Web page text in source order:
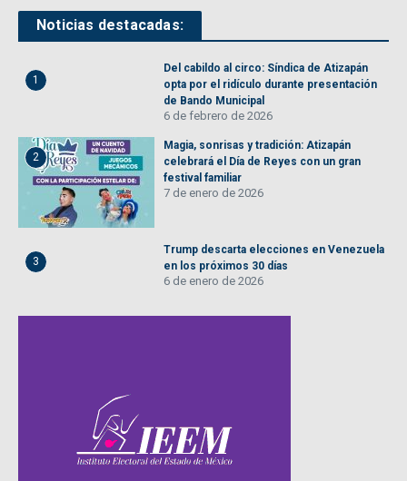
Noticias destacadas:
1
Del cabildo al circo: Síndica de Atizapán
opta por el ridículo durante presentación
de Bando Municipal
6 de febrero de 2026
2
Magia, sonrisas y tradición: Atizapán
celebrará el Día de Reyes con un gran
festival familiar
7 de enero de 2026
3
Trump descarta elecciones en Venezuela
en los próximos 30 días
6 de enero de 2026